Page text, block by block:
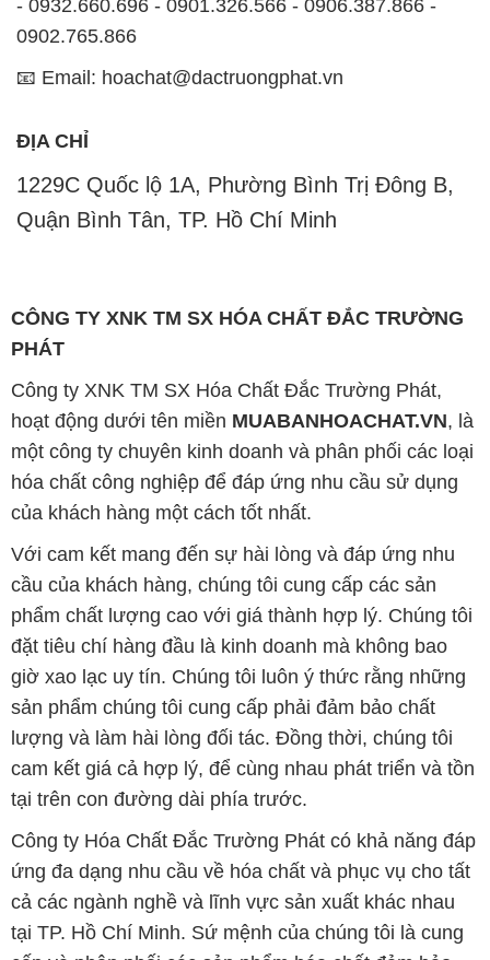
ĐỊA CHỈ
1229C Quốc lộ 1A, Phường Bình Trị Đông B,
Quận Bình Tân, TP. Hồ Chí Minh
CÔNG TY XNK TM SX HÓA CHẤT ĐẮC TRƯỜNG
PHÁT
một công ty chuyên kinh doanh và phân phối các loại
hóa chất công nghiệp để đáp ứng nhu cầu sử dụng
của khách hàng một cách tốt nhất.
Với cam kết mang đến sự hài lòng và đáp ứng nhu
cầu của khách hàng, chúng tôi cung cấp các sản
phẩm chất lượng cao với giá thành hợp lý. Chúng tôi
đặt tiêu chí hàng đầu là kinh doanh mà không bao
giờ xao lạc uy tín. Chúng tôi luôn ý thức rằng những
sản phẩm chúng tôi cung cấp phải đảm bảo chất
lượng và làm hài lòng đối tác. Đồng thời, chúng tôi
cam kết giá cả hợp lý, để cùng nhau phát triển và tồn
tại trên con đường dài phía trước.
Công ty Hóa Chất Đắc Trường Phát có khả năng đáp
ứng đa dạng nhu cầu về hóa chất và phục vụ cho tất
cả các ngành nghề và lĩnh vực sản xuất khác nhau
tại TP. Hồ Chí Minh. Sứ mệnh của chúng tôi là cung
cấp và phân phối các sản phẩm hóa chất đảm bảo
chất lượng và giá thành tốt nhất.
Trên website Muabanhoachat.vn, khách hàng có thể
tìm thấy một loạt các sản phẩm hóa chất đa dạng,